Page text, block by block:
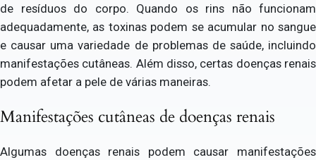
de resíduos do corpo. Quando os rins não funcionam
adequadamente, as toxinas podem se acumular no sangue
e causar uma variedade de problemas de saúde, incluindo
manifestações cutâneas. Além disso, certas doenças renais
podem afetar a pele de várias maneiras.
Manifestações cutâneas de doenças renais
Algumas doenças renais podem causar manifestações